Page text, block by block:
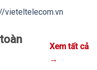
vieteltelecom.vn
Xem tất cả
→